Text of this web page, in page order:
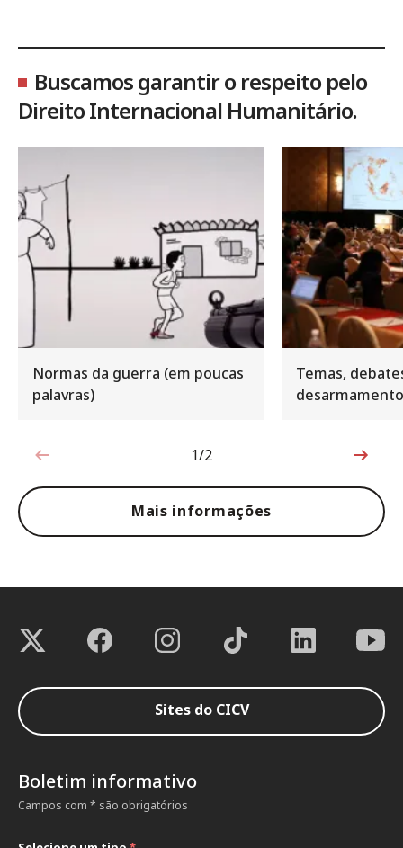
Buscamos garantir o respeito pelo
Direito Internacional Humanitário.
Normas da guerra (em poucas
palavras)
Temas,
desarmamento
1 de 2
1/2
Mais informações
Sites do CICV
Boletim informativo
Campos com * são obrigatórios